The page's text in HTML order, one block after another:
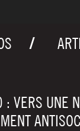
VERS UNE